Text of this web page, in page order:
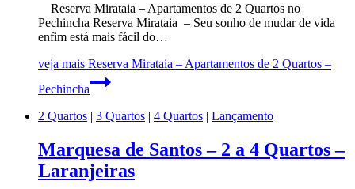
Reserva Mirataia – Apartamentos de 2 Quartos no
Pechincha Reserva Mirataia – Seu sonho de mudar de vida
enfim está mais fácil do…
veja mais Reserva Mirataia – Apartamentos de 2 Quartos –
Pechincha
2 Quartos | 3 Quartos | 4 Quartos | Lançamento
Marquesa de Santos – 2 a 4 Quartos –
Laranjeiras